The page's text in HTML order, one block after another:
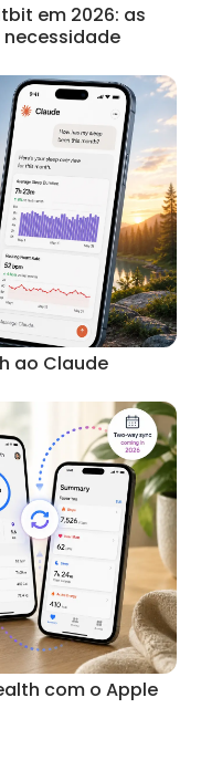
em 2026: as
ao Claude
com o Apple